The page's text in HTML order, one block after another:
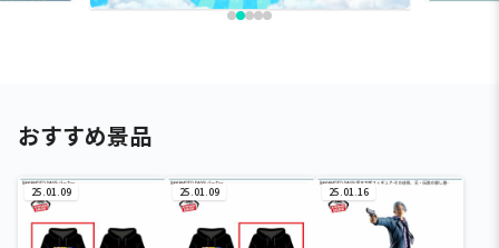
おすすめ景品
25.01.09 25.01.09 25.01.16